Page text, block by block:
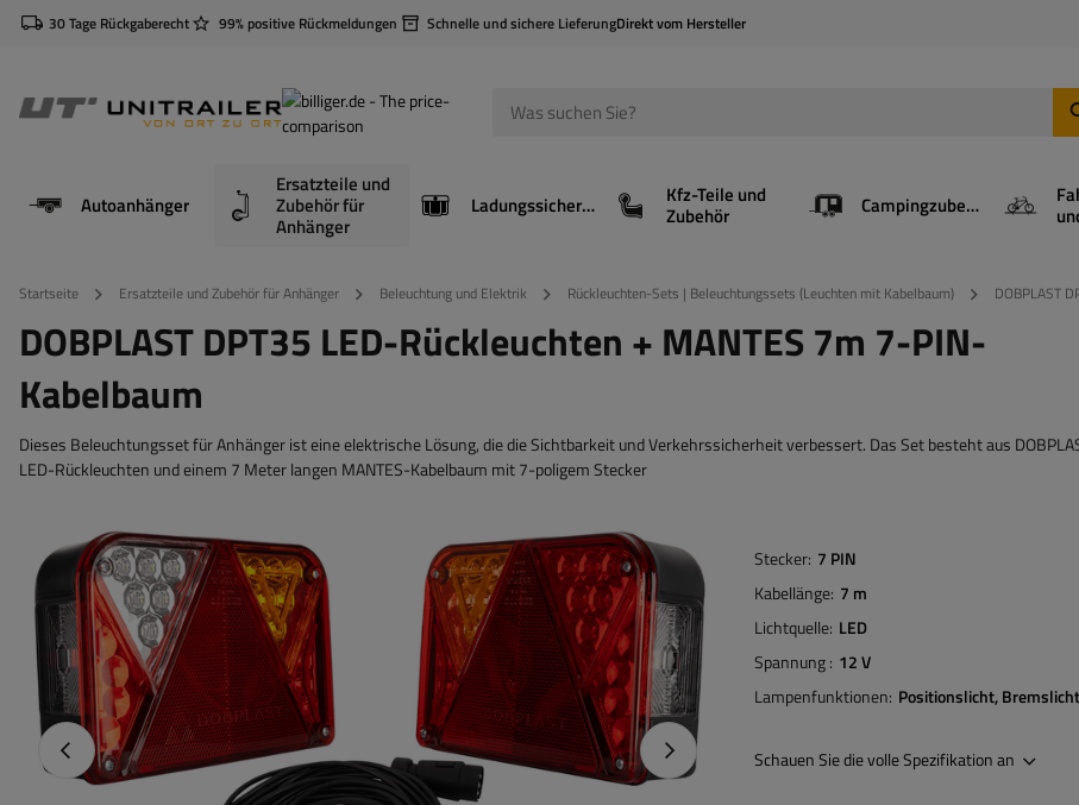
30 Tage Rückgaberecht 99% positive Rückmeldungen Schnelle und sichere LieferungDirekt vom Hersteller
Autoanhänger
Ersatzteile und
Zubehör für
Anhänger
Ladungssicherung Kfz-Teile und
Zubehör Campingzubehör
Startseite Ersatzteile und Zubehör für Anhänger Beleuchtung und Elektrik Rückleuchten-Sets | Beleuchtungssets (Leuchten mit Kabelbaum) DOBPLAST
DOBPLAST DPT35 LED-Rückleuchten + MANTES 7m 7-PIN-
Kabelbaum
Dieses Beleuchtungsset für Anhänger ist eine elektrische Lösung, die die Sichtbarkeit und Verkehrssicherheit verbessert. Das Set besteht aus
LED-Rückleuchten und einem 7 Meter langen MANTES-Kabelbaum mit 7-poligem Stecker
Vorheriges Foto Nächstes Foto
Stecker 7 PIN
Kabellänge 7 m
Lichtquelle LED
Spannung 12 V
Lampenfunktionen Positionslicht Bremslicht
Schauen Sie die volle Spezifikation an